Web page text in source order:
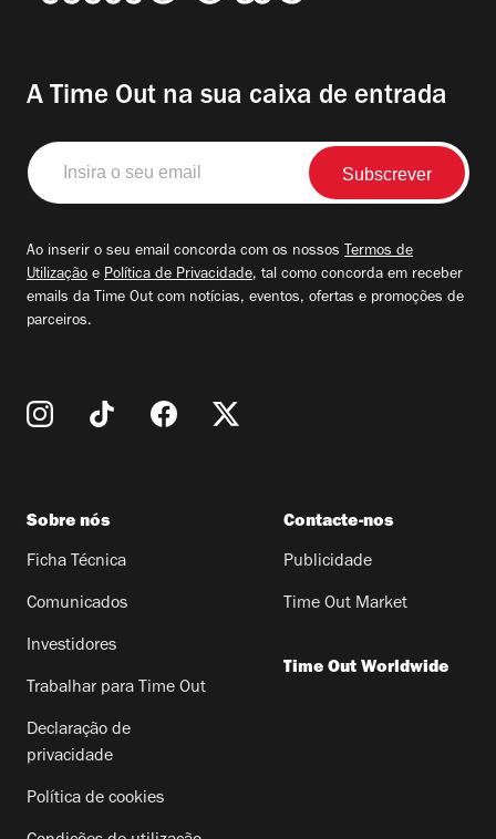
A Time Out na sua caixa de entrada
Insira
o
seu
Ao inserir o seu email concorda com os nossos Termos de
Utilização e Política de Privacidade, tal como concorda em receber
emails da Time Out com notícias, eventos, ofertas e promoções de
parceiros.
Sobre nós
Ficha Técnica
Comunicados
Investidores
Trabalhar para Time Out
Declaração de
privacidade
Política de cookies
Contacte-nos
Publicidade
Time Out Market
Time Out Worldwide